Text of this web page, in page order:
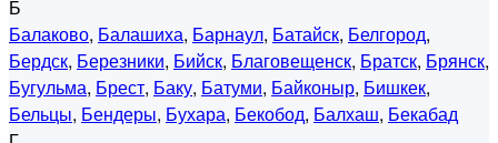
Б
Балаково, Балашиха, Барнаул, Батайск, Белгород,
Бердск, Березники, Бийск, Благовещенск, Братск, Брянск,
Бугульма, Брест, Баку, Батуми, Байконыр, Бишкек,
Бельцы, Бендеры, Бухара, Бекобод, Балхаш, Бекабад